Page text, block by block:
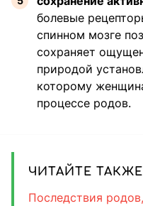
болевые
спинном мозге
сохраняет
природой
которому
процессе родов.
ЧИТАЙТЕ ТАКЖЕ
Последствия